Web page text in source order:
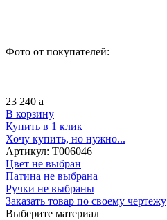
Фото от покупателей:
23 240 a
В корзину
Купить в 1 клик
Хочу купить, но нужно...
Артикул: Т006046
Цвет не выбран
Патина не выбрана
Ручки не выбраны
Заказать товар по своему чертежу
Выберите материал